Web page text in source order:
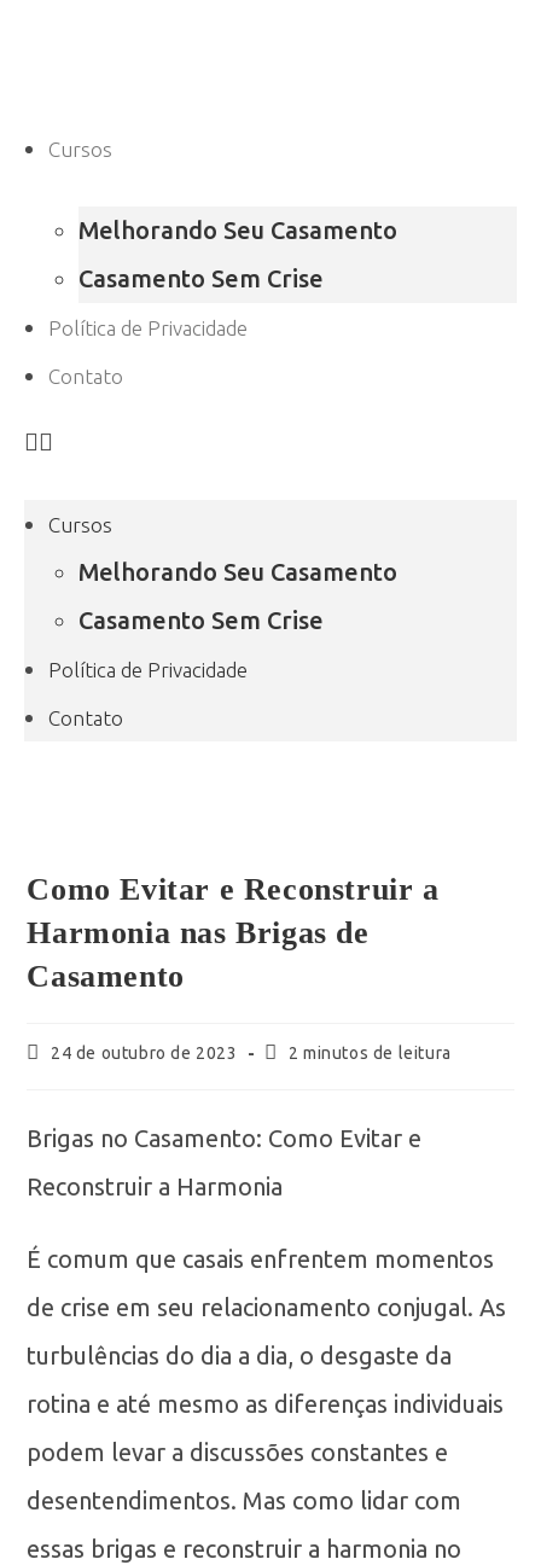
Cursos
Melhorando Seu Casamento
Casamento Sem Crise
Política de Privacidade
Contato
Cursos
Melhorando Seu Casamento
Casamento Sem Crise
Política de Privacidade
Contato
Como Evitar e Reconstruir a
Harmonia nas Brigas de
Casamento
24 de outubro de 2023 2 minutos de leitura
Brigas no Casamento: Como Evitar e
Reconstruir a Harmonia
É comum que casais enfrentem momentos
de crise em seu relacionamento conjugal. As
turbulências do dia a dia, o desgaste da
rotina e até mesmo as diferenças individuais
podem levar a discussões constantes e
desentendimentos. Mas como lidar com
essas brigas e reconstruir a harmonia no